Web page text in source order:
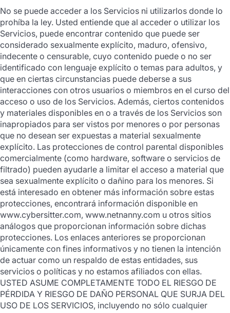
No se puede acceder a los Servicios ni utilizarlos donde lo
prohíba la ley. Usted entiende que al acceder o utilizar los
Servicios, puede encontrar contenido que puede ser
considerado sexualmente explícito, maduro, ofensivo,
indecente o censurable, cuyo contenido puede o no ser
identificado con lenguaje explícito o temas para adultos, y
que en ciertas circunstancias puede deberse a sus
interacciones con otros usuarios o miembros en el curso del
acceso o uso de los Servicios. Además, ciertos contenidos
y materiales disponibles en o a través de los Servicios son
inapropiados para ser vistos por menores o por personas
que no desean ser expuestas a material sexualmente
explícito. Las protecciones de control parental disponibles
comercialmente (como hardware, software o servicios de
filtrado) pueden ayudarle a limitar el acceso a material que
sea sexualmente explícito o dañino para los menores. Si
está interesado en obtener más información sobre estas
protecciones, encontrará información disponible en
www.cybersitter.com, www.netnanny.com u otros sitios
análogos que proporcionan información sobre dichas
protecciones. Los enlaces anteriores se proporcionan
únicamente con fines informativos y no tienen la intención
de actuar como un respaldo de estas entidades, sus
servicios o políticas y no estamos afiliados con ellas.
USTED ASUME COMPLETAMENTE TODO EL RIESGO DE
PÉRDIDA Y RIESGO DE DAÑO PERSONAL QUE SURJA DEL
USO DE LOS SERVICIOS, incluyendo no sólo cualquier